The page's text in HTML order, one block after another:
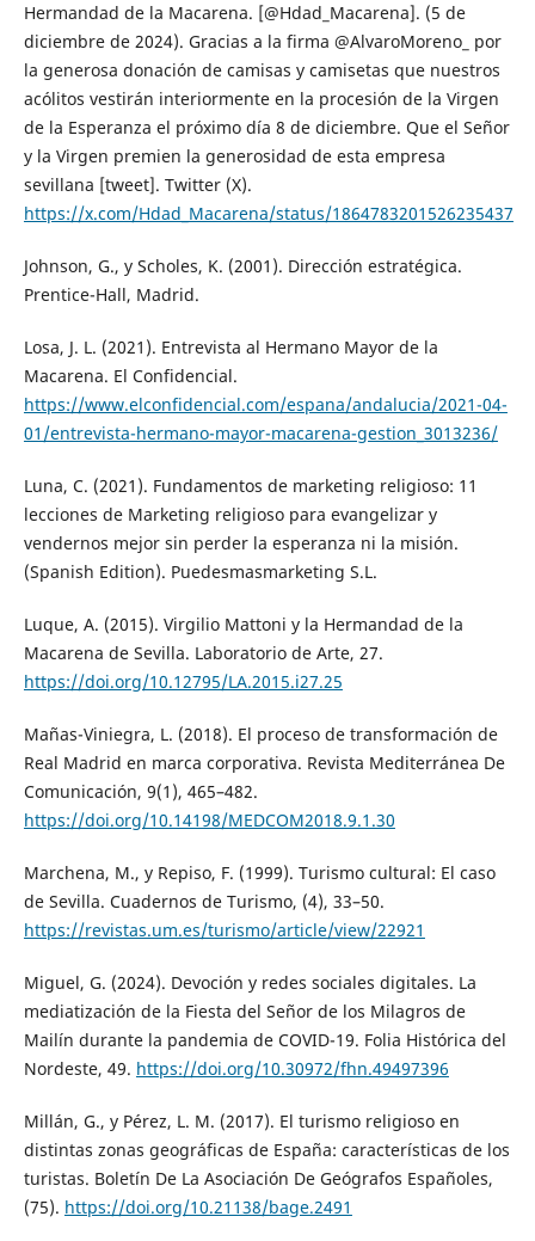
Hermandad de la Macarena. [@Hdad_Macarena]. (5 de
diciembre de 2024). Gracias a la firma @AlvaroMoreno_ por
la generosa donación de camisas y camisetas que nuestros
acólitos vestirán interiormente en la procesión de la Virgen
de la Esperanza el próximo día 8 de diciembre. Que el Señor
y la Virgen premien la generosidad de esta empresa
sevillana [tweet]. Twitter (X).
https://x.com/Hdad_Macarena/status/1864783201526235437
Johnson, G., y Scholes, K. (2001). Dirección estratégica.
Prentice-Hall, Madrid.
Losa, J. L. (2021). Entrevista al Hermano Mayor de la
Macarena. El Confidencial.
https://www.elconfidencial.com/espana/andalucia/2021-04-
01/entrevista-hermano-mayor-macarena-gestion_3013236/
Luna, C. (2021). Fundamentos de marketing religioso: 11
lecciones de Marketing religioso para evangelizar y
vendernos mejor sin perder la esperanza ni la misión.
(Spanish Edition). Puedesmasmarketing S.L.
Luque, A. (2015). Virgilio Mattoni y la Hermandad de la
Macarena de Sevilla. Laboratorio de Arte, 27.
https://doi.org/10.12795/LA.2015.i27.25
Mañas-Viniegra, L. (2018). El proceso de transformación de
Real Madrid en marca corporativa. Revista Mediterránea De
Comunicación, 9(1), 465–482.
https://doi.org/10.14198/MEDCOM2018.9.1.30
Marchena, M., y Repiso, F. (1999). Turismo cultural: El caso
de Sevilla. Cuadernos de Turismo, (4), 33–50.
https://revistas.um.es/turismo/article/view/22921
Miguel, G. (2024). Devoción y redes sociales digitales. La
mediatización de la Fiesta del Señor de los Milagros de
Mailín durante la pandemia de COVID-19. Folia Histórica del
Nordeste, 49. https://doi.org/10.30972/fhn.49497396
Millán, G., y Pérez, L. M. (2017). El turismo religioso en
distintas zonas geográficas de España: características de los
turistas. Boletín De La Asociación De Geógrafos Españoles,
(75). https://doi.org/10.21138/bage.2491